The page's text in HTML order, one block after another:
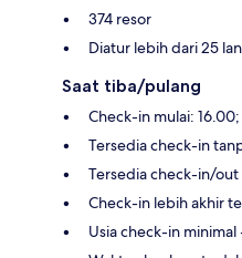
374 resor
Diatur lebih dari 25
Saat tiba/pulang
Check-in mulai:
Tersedia check-in
Tersedia check-in/out
Check-in lebih akhir
Usia check-in minimal